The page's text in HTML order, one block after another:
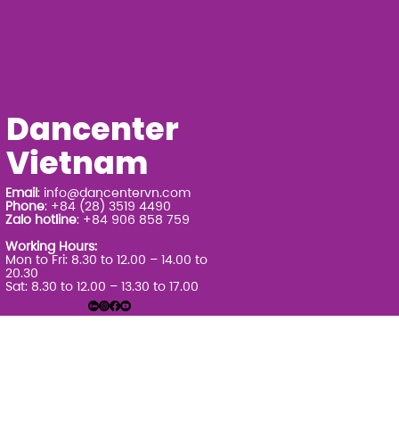
Dancenter
Vietnam
Email: info@dancentervn.com
Phone: +84 (28) 3519 4490
Zalo hotline: +84 906 858 759
Working Hours:
Mon to Fri: 8.30 to 12.00 – 14.00 to
20.30
Sat: 8.30 to 12.00 – 13.30 to 17.00